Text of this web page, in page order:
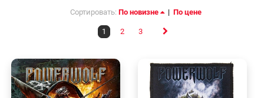
Сортировать: По новизне | По цене
1 2 3